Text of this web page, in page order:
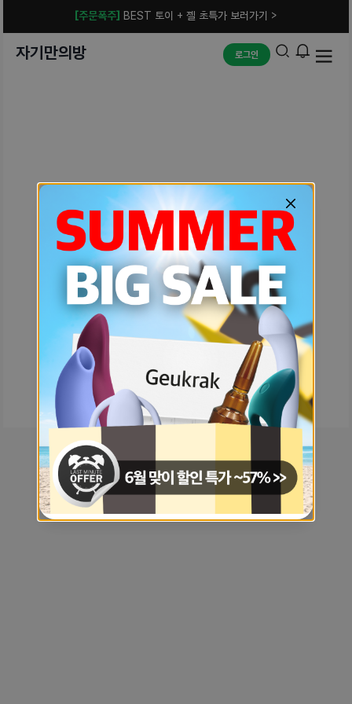
[주문폭주] BEST 토이 + 젤 초특가 보러가기 >
자기만의방 로그인
예상치 못한 에러입니다.